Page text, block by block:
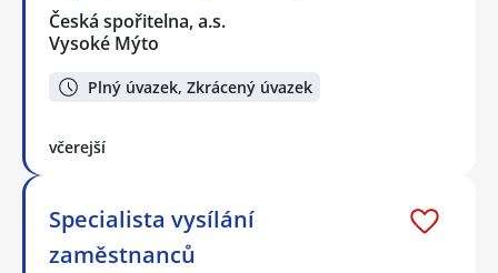
Česká spořitelna, a.s.
Vysoké Mýto
Plný úvazek, Zkrácený úvazek
včerejší
Specialista vysílání
zaměstnanců